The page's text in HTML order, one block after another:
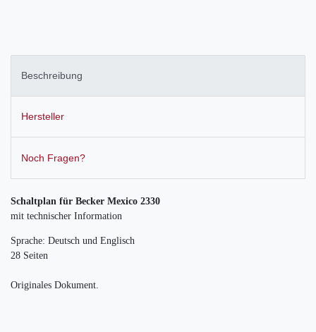
Beschreibung
Hersteller
Noch Fragen?
Schaltplan für Becker Mexico 2330
mit technischer Information
Sprache: Deutsch und Englisch
28 Seiten
Originales Dokument.